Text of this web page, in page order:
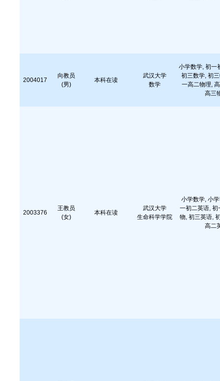
2004017
向教员
(男)
本科在读
武汉大学
数学
小学数学, 初一
初三数学, 初
一高二物理,
高三
2003376
王教员
(女)
本科在读
武汉大学
生命科学学院
小学数学, 小
一初二英语, 初
物, 初三英语,
高二